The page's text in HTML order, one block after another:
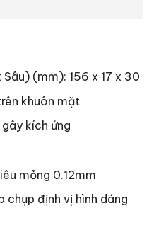
(mm): 156 x 17 x 30
khuôn mặt
kích ứng
mỏng 0.12mm
chụp định vị hình dáng